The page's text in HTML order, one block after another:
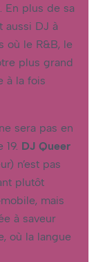
En plus de sa
aussi DJ à
où le R&B, le
plus grand
à la fois
sera pas en
DJ Queer
n’est pas
plutôt
mais
à saveur
où la langue